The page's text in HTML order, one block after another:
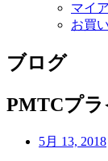
マイ
お買
ブログ
PMTCプ
5月 13, 2018